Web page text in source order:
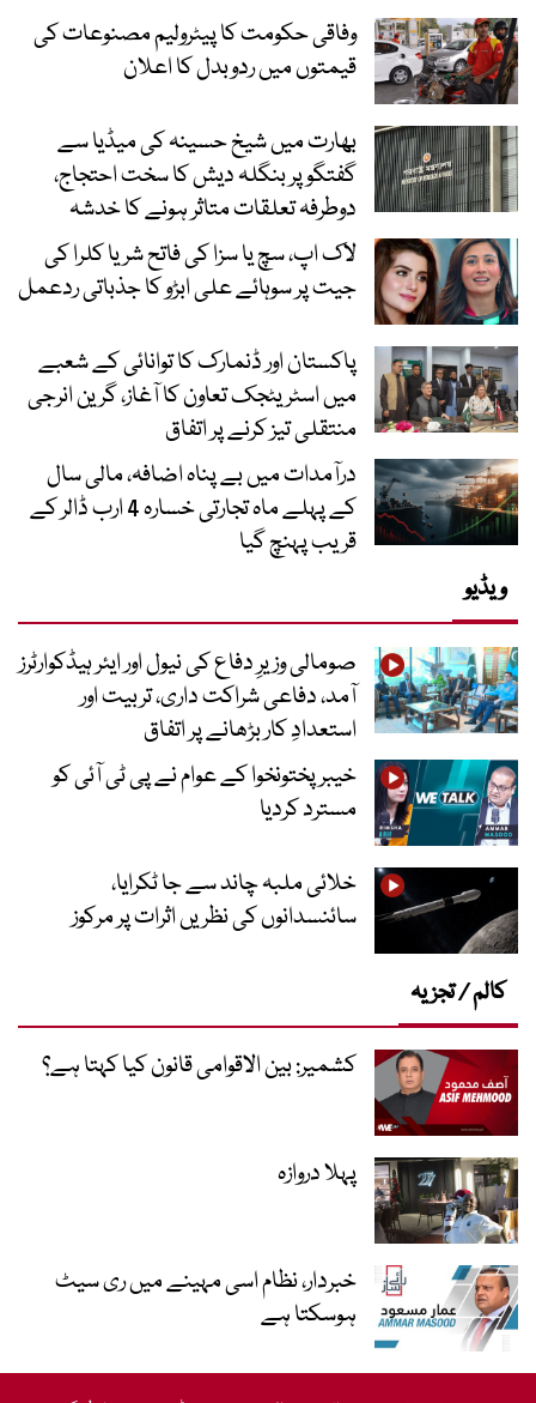
وفاقی حکومت کا پیٹرولیم مصنوعات کی
قیمتوں میں ردوبدل کا اعلان
بھارت میں شیخ حسینہ کی میڈیا سے
گفتگو پر بنگلہ دیش کا سخت احتجاج،
دوطرفہ تعلقات متاثر ہونے کا خدشہ
لاک اپ، سچ یا سزا کی فاتح شریا کلرا کی
جیت پر سوہائے علی ابڑو کا جذباتی ردعمل
پاکستان اور ڈنمارک کا توانائی کے شعبے
میں اسٹریٹجک تعاون کا آغاز، گرین انرجی
منتقلی تیز کرنے پر اتفاق
درآمدات میں بے پناہ اضافہ، مالی سال
کے پہلے ماہ تجارتی خسارہ 4 ارب ڈالر کے
قریب پہنچ گیا
ویڈیو
صومالی وزیرِ دفاع کی نیول اور ایئر ہیڈکوارٹرز
آمد، دفاعی شراکت داری، تربیت اور
استعدادِ کار بڑھانے پر اتفاق
خیبرپختونخوا کے عوام نے پی ٹی آئی کو
مسترد کردیا
خلائی ملبہ چاند سے جا ٹکرایا،
سائنسدانوں کی نظریں اثرات پر مرکوز
کالم / تجزیہ
کشمیر: بین الاقوامی قانون کیا کہتا ہے؟
پہلا دروازہ
خبردار، نظام اسی مہینے میں ری سیٹ
ہوسکتا ہے